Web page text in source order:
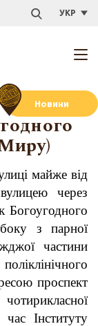
УКР
Новини
майже від
через
Богоугодного
з парної
частини
проспект
Інституту